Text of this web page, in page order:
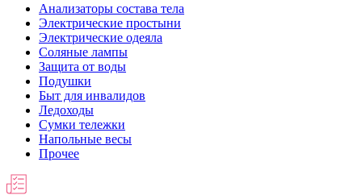
Анализаторы состава тела
Электрические простыни
Электрические одеяла
Соляные лампы
Защита от воды
Подушки
Быт для инвалидов
Ледоходы
Сумки тележки
Напольные весы
Прочее